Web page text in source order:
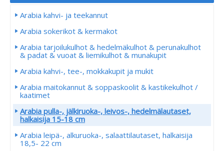
Arabia kahvi- ja teekannut
Arabia sokerikot & kermakot
Arabia tarjoilukulhot & hedelmäkulhot & perunakulhot
& padat & vuoat & liemikulhot & munakupit
Arabia kahvi-, tee-, mokkakupit ja mukit
Arabia maitokannut & soppaskoolit & kastikekulhot /
kaatimet
Arabia pulla-, jälkiruoka-, leivos-, hedelmälautaset,
halkaisija 15-18 cm
Arabia leipä-, alkuruoka-, salaattilautaset, halkaisija
18,5- 22 cm